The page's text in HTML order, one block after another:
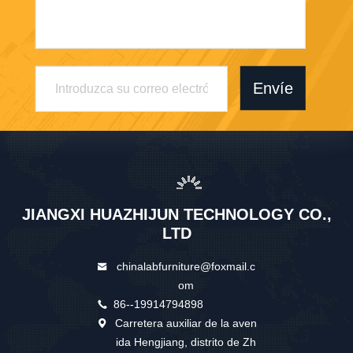
Envíe
JIANGXI HUAZHIJUN TECHNOLOGY CO.,
LTD
chinalabfurniture@foxmail.c
om
86--19914794898
Carretera auxiliar de la aven
ida Hengjiang, distrito de Zh